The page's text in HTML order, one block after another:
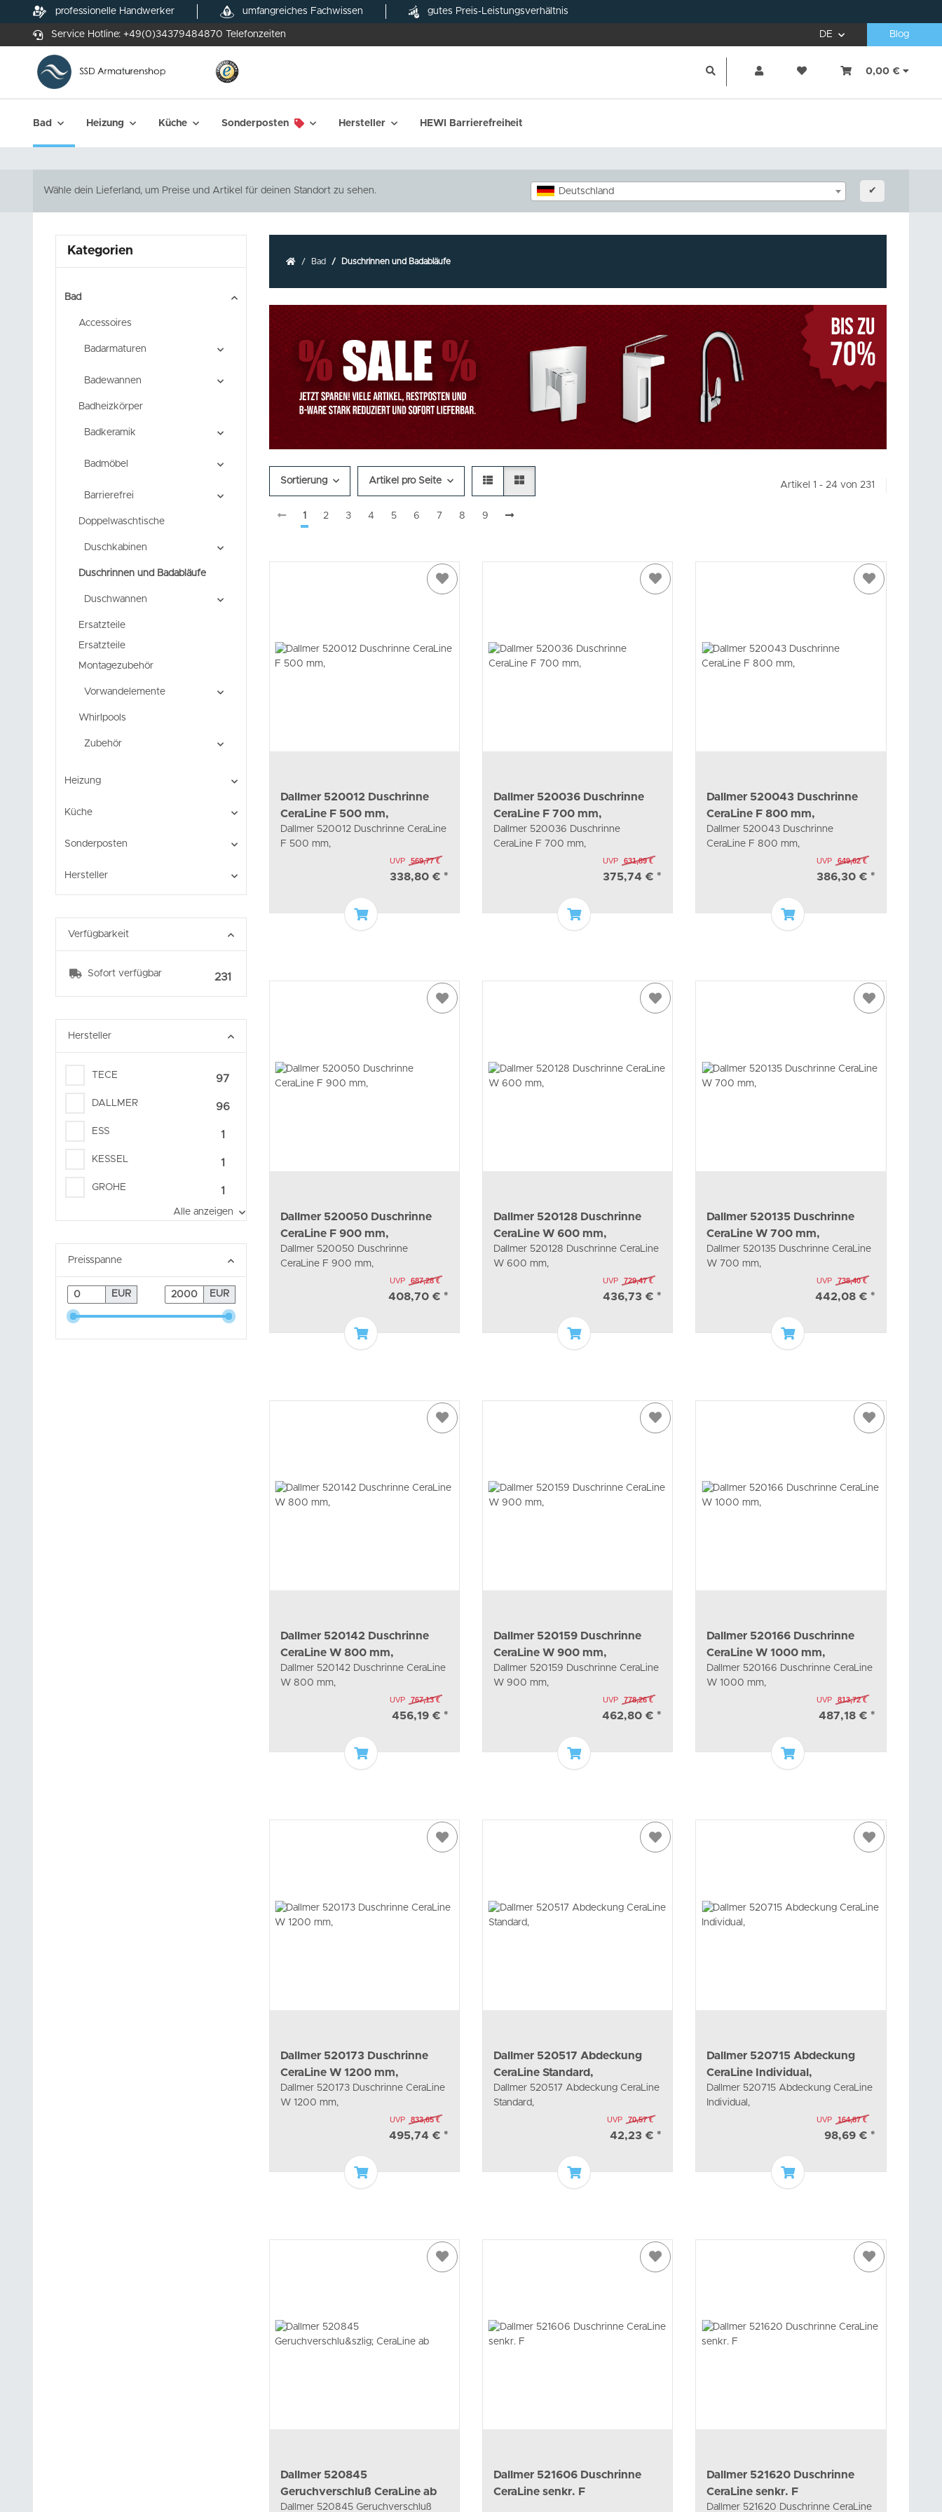
professionelle Handwerker umfangreiches Fachwissen gutes Preis-Leistungsverhältnis
Service Hotline: +49(0)34379484870 Telefonzeiten DE Blog
0,00 €
Bad Heizung Küche Sonderposten Hersteller HEWI Barrierefreiheit
Wähle dein Lieferland, um Preise und Artikel für deinen Standort zu sehen. Deutschland ✔
Bad Duschrinnen und Badabläufe
Sortierung Artikel pro Seite Artikel 1 - 24 von 231
1 2 3 4 5 6 7 8 9
Dallmer 520012 Duschrinne
CeraLine F 500 mm,
Dallmer 520012 Duschrinne CeraLine
F 500 mm,
UVP 569,77 €
338,80 € *
In den Warenkorb
Dallmer 520036 Duschrinne
CeraLine F 700 mm,
Dallmer 520036 Duschrinne
CeraLine F 700 mm,
UVP 631,89 €
375,74 € *
In den Warenkorb
Dallmer 520043 Duschrinne
CeraLine F 800 mm,
Dallmer 520043 Duschrinne
CeraLine F 800 mm,
UVP 649,62 €
386,30 € *
In den Warenkorb
Dallmer 520050 Duschrinne
CeraLine F 900 mm,
Dallmer 520050 Duschrinne
CeraLine F 900 mm,
UVP 687,28 €
408,70 € *
In den Warenkorb
Dallmer 520128 Duschrinne
CeraLine W 600 mm,
Dallmer 520128 Duschrinne CeraLine
W 600 mm,
UVP 729,47 €
436,73 € *
In den Warenkorb
Dallmer 520135 Duschrinne
CeraLine W 700 mm,
Dallmer 520135 Duschrinne CeraLine
W 700 mm,
UVP 738,40 €
442,08 € *
In den Warenkorb
Dallmer 520142 Duschrinne
CeraLine W 800 mm,
Dallmer 520142 Duschrinne CeraLine
W 800 mm,
UVP 767,13 €
456,19 € *
In den Warenkorb
Dallmer 520159 Duschrinne
CeraLine W 900 mm,
Dallmer 520159 Duschrinne CeraLine
W 900 mm,
UVP 778,26 €
462,80 € *
In den Warenkorb
Dallmer 520166 Duschrinne
CeraLine W 1000 mm,
Dallmer 520166 Duschrinne CeraLine
W 1000 mm,
UVP 813,72 €
487,18 € *
In den Warenkorb
Dallmer 520173 Duschrinne
CeraLine W 1200 mm,
Dallmer 520173 Duschrinne CeraLine
W 1200 mm,
UVP 833,65 €
495,74 € *
In den Warenkorb
Dallmer 520517 Abdeckung
CeraLine Standard,
Dallmer 520517 Abdeckung CeraLine
Standard,
UVP 70,57 €
42,23 € *
In den Warenkorb
Dallmer 520715 Abdeckung
CeraLine Individual,
Dallmer 520715 Abdeckung CeraLine
Individual,
UVP 164,87 €
98,69 € *
In den Warenkorb
Dallmer 520845
Geruchverschluß CeraLine ab
Dallmer 520845 Geruchverschluß
Dallmer 521606 Duschrinne
CeraLine senkr. F
Dallmer 521620 Duschrinne
CeraLine senkr. F
Dallmer 521620 Duschrinne CeraLine
Kategorien
Bad
Accessoires
Badarmaturen
Badewannen
Badheizkörper
Badkeramik
Badmöbel
Barrierefrei
Doppelwaschtische
Duschkabinen
Duschrinnen und Badabläufe
Duschwannen
Ersatzteile
Ersatzteile
Montagezubehör
Vorwandelemente
Whirlpools
Zubehör
Heizung
Küche
Sonderposten
Hersteller
Verfügbarkeit
Sofort verfügbar 231Artikel gefunden
Hersteller
TECE 97
DALLMER 96
ESS 1
KESSEL 1
GROHE 1
Alle anzeigen
Preisspanne
EUR EUR